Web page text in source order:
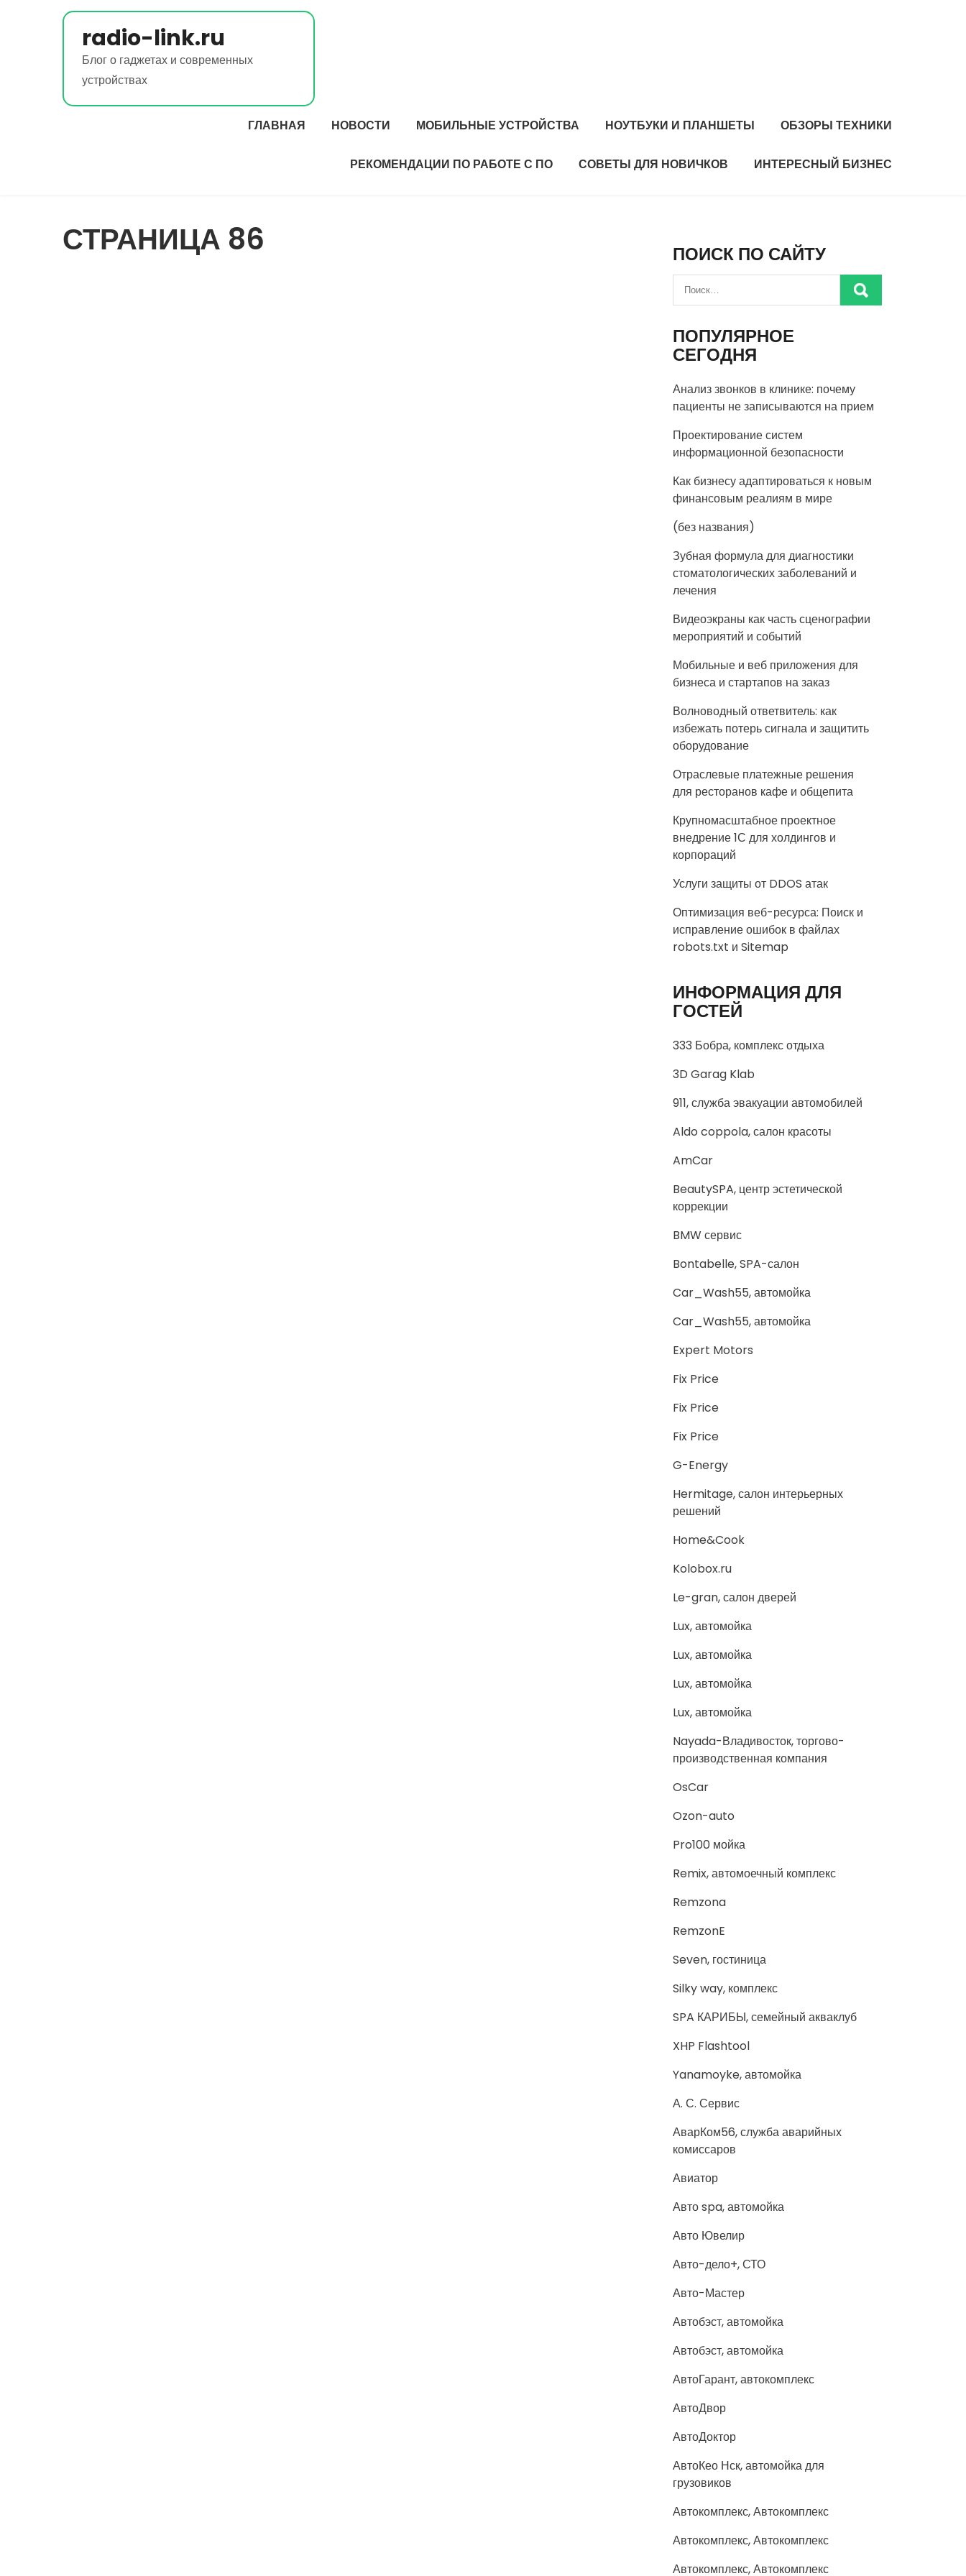
radio-link.ru
Блог о гаджетах и современных
устройствах
ГЛАВНАЯ НОВОСТИ МОБИЛЬНЫЕ УСТРОЙСТВА НОУТБУКИ И ПЛАНШЕТЫ ОБЗОРЫ ТЕХНИКИ
РЕКОМЕНДАЦИИ ПО РАБОТЕ С ПО СОВЕТЫ ДЛЯ НОВИЧКОВ ИНТЕРЕСНЫЙ БИЗНЕС
СТРАНИЦА 86 ПОИСК ПО САЙТУ
ПОПУЛЯРНОЕ
СЕГОДНЯ
Анализ звонков в клинике: почему
пациенты не записываются на прием
Проектирование систем
информационной безопасности
Как бизнесу адаптироваться к новым
финансовым реалиям в мире
(без названия)
Зубная формула для диагностики
стоматологических заболеваний и
лечения
Видеоэкраны как часть сценографии
мероприятий и событий
Мобильные и веб приложения для
бизнеса и стартапов на заказ
Волноводный ответвитель: как
избежать потерь сигнала и защитить
оборудование
Отраслевые платежные решения
для ресторанов кафе и общепита
Крупномасштабное проектное
внедрение 1С для холдингов и
корпораций
Услуги защиты от DDOS атак
Оптимизация веб-ресурса: Поиск и
исправление ошибок в файлах
robots.txt и Sitemap
ИНФОРМАЦИЯ ДЛЯ
ГОСТЕЙ
333 Бобра, комплекс отдыха
3D Garag Klab
911, служба эвакуации автомобилей
Aldo coppola, салон красоты
AmCar
BeautySPA, центр эстетической
коррекции
BMW сервис
Bontabelle, SPA-салон
Car_Wash55, автомойка
Car_Wash55, автомойка
Expert Motors
Fix Price
Fix Price
Fix Price
G-Energy
Hermitage, салон интерьерных
решений
Home&Cook
Kolobox.ru
Le-gran, салон дверей
Lux, автомойка
Lux, автомойка
Lux, автомойка
Lux, автомойка
Nayada-Владивосток, торгово-
производственная компания
OsCar
Ozon-auto
Pro100 мойка
Remix, автомоечный комплекс
Remzona
RemzonE
Seven, гостиница
Silky way, комплекс
SPA КАРИБЫ, семейный акваклуб
XHP Flashtool
Yanamoyke, автомойка
А. С. Сервис
АварКом56, служба аварийных
комиссаров
Авиатор
Авто spa, автомойка
Авто Ювелир
Авто-дело+, СТО
Авто-Мастер
Автобэст, автомойка
Автобэст, автомойка
АвтоГарант, автокомплекс
АвтоДвор
АвтоДоктор
АвтоКео Нск, автомойка для
грузовиков
Автокомплекс, Автокомплекс
Автокомплекс, Автокомплекс
Автокомплекс, Автокомплекс